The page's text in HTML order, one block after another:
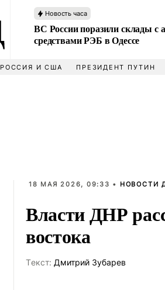
Новость часа
ВС России поразили склады с
средствами РЭБ в Одессе
РОССИЯ И США ПРЕЗИДЕНТ ПУТИН
18 МАЯ 2026, 09:33 • НОВОСТИ
Власти ДНР
востока
Tекст: Дмитрий Зубарев